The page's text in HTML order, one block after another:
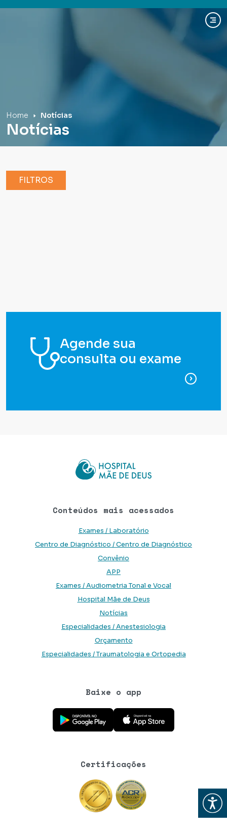
Abrir
Home Notícias
Notícias
FILTROS
Agende sua
consulta ou exame
para
Conteúdos mais acessados
Exames / Laboratório
Centro de Diagnóstico / Centro de Diagnóstico
Convênio
APP
Exames / Audiometria Tonal e Vocal
Hospital Mãe de Deus
Notícias
Especialidades / Anestesiologia
Orçamento
Especialidades / Traumatologia e Ortopedia
Baixe o app
Baixe o aplicativo na Google Play Store
Baixe o aplicativo na App Store
Certificações